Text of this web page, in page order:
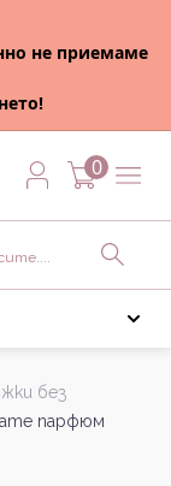
не приемаме
0
без
парфюм